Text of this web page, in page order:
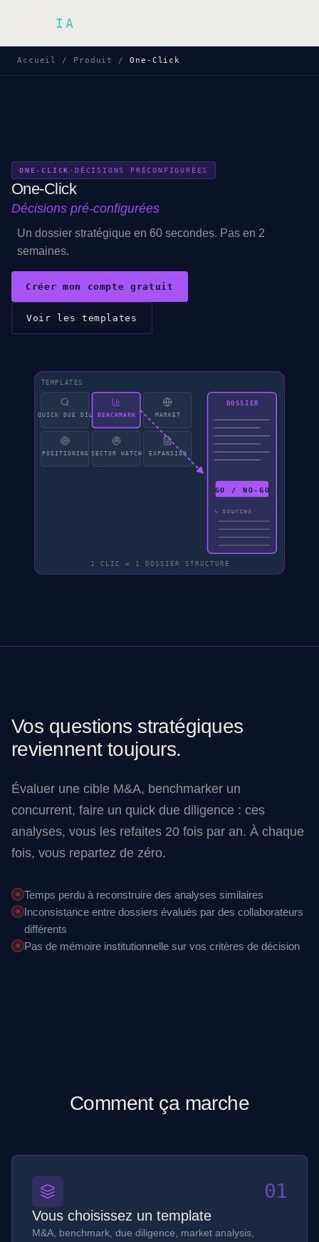
IA
Accueil / Produit / One-Click
ONE-CLICK ·DÉCISIONS PRÉCONFIGURÉES
One-Click
Décisions pré-configurées
Un dossier stratégique en 60 secondes. Pas en 2
semaines.
Créer mon compte gratuit
Voir les templates
TEMPLATES
QUICK DUE DIL BENCHMARK MARKET
POSITIONING SECTOR WATCH EXPANSION
DOSSIER
GO / NO-GO
↳ sources
1 CLIC = 1 DOSSIER STRUCTURÉ
Vos questions stratégiques
reviennent toujours.
Évaluer une cible M&A, benchmarker un
concurrent, faire un quick due diligence : ces
analyses, vous les refaites 20 fois par an. À chaque
fois, vous repartez de zéro.
✕ Temps perdu à reconstruire des analyses similaires
✕ Inconsistance entre dossiers évalués par des collaborateurs
différents
✕ Pas de mémoire institutionnelle sur vos critères de décision
Comment ça marche
01
Vous choisissez un template
M&A, benchmark, due diligence, market analysis,